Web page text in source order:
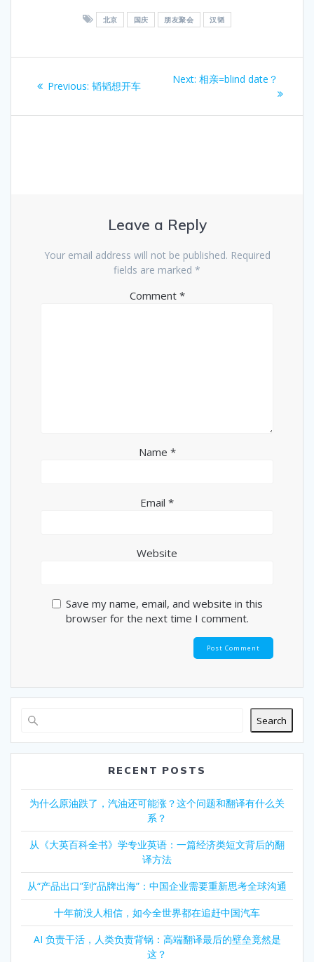
北京 国庆 朋友聚会 汉韬
navigation
Previous: Previous
韬韬想开车
Next: Next
相亲=blind date？
Leave a Reply
Your email address will not be published. Required
fields are marked *
Comment *
Name *
Email *
Website
Save my name, email, and website in this
browser for the next time I comment.
Search
RECENT POSTS
为什么原油跌了，汽油还可能涨？这个问题和翻译有什么关
系？
从《大英百科全书》学专业英语：一篇经济类短文背后的翻
译方法
从“产品出口”到“品牌出海”：中国企业需要重新思考全球沟通
十年前没人相信，如今全世界都在追赶中国汽车
AI 负责干活，人类负责背锅：高端翻译最后的壁垒竟然是
这？